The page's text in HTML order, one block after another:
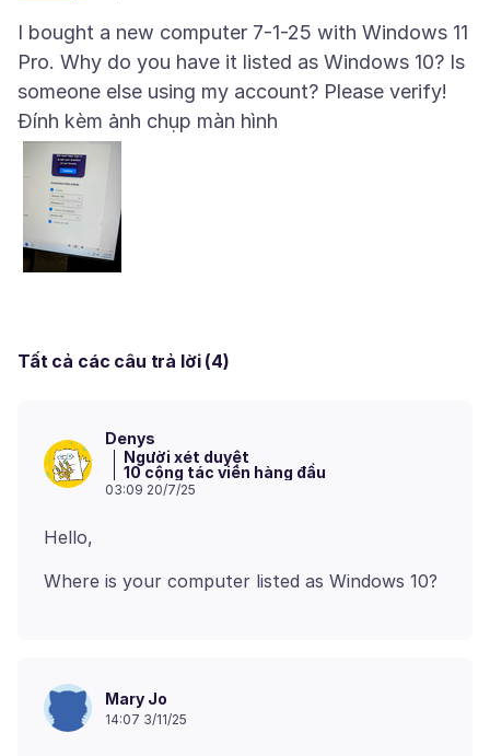
I bought a new computer 7-1-25 with Windows 11
Pro. Why do you have it listed as Windows 10? Is
Đính kèm ảnh chụp màn hình
Tất cả các câu trả lời (4)
Denys
Người xét duyệt
10 cộng tác viên hàng đầu
03:09 20/7/25
Mary Jo
14:07 3/11/25